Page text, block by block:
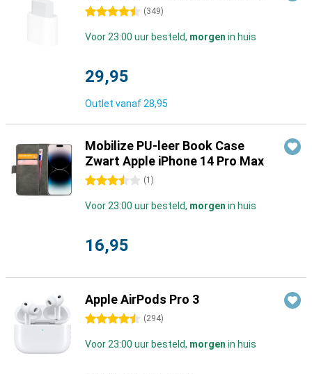
4.5 sterren (349)
Voor 23:00 uur besteld, morgen in huis
29,95
Outlet vanaf 28,95
Mobilize PU-leer Book Case
Zwart Apple iPhone 14 Pro Max
3.5 sterren (1 )
Voor 23:00 uur besteld, morgen in huis
16,95
Apple AirPods Pro 3
4.5 sterren (294)
Voor 23:00 uur besteld, morgen in huis